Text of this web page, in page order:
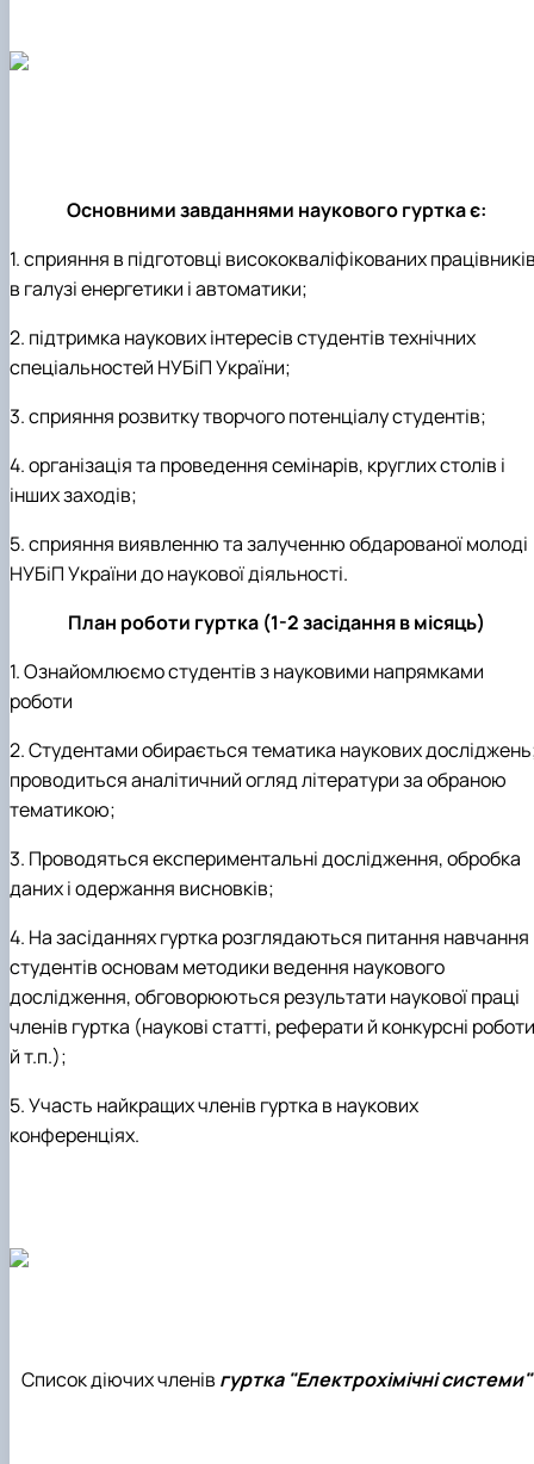
Основними завданнями наукового гуртка є:
1. сприяння в підготовці висококваліфікованих
в галузі енергетики і автоматики;
2. підтримка наукових інтересів студентів технічних
спеціальностей НУБіП України;
3. сприяння розвитку творчого потенціалу студентів;
4. організація та проведення семінарів, круглих столів і
інших заходів;
5. сприяння виявленню та залученню обдарованої молоді
НУБіП України до наукової діяльності.
План роботи гуртка (1-2 засідання в місяць)
1. Ознайомлюємо студентів з науковими напрямками
роботи
2. Студентами обирається тематика наукових
проводиться аналітичний огляд літератури за обраною
тематикою;
3. Проводяться експериментальні дослідження, обробка
даних і одержання висновків;
4. На засіданнях гуртка розглядаються питання навчання
студентів основам методики ведення наукового
дослідження, обговорюються результати наукової праці
членів гуртка (наукові статті, реферати й конкурсні роботи
й т.п.);
5. Участь найкращих членів гуртка в наукових
конференціях.
Список діючих членів гуртка "Електрохімічні системи"